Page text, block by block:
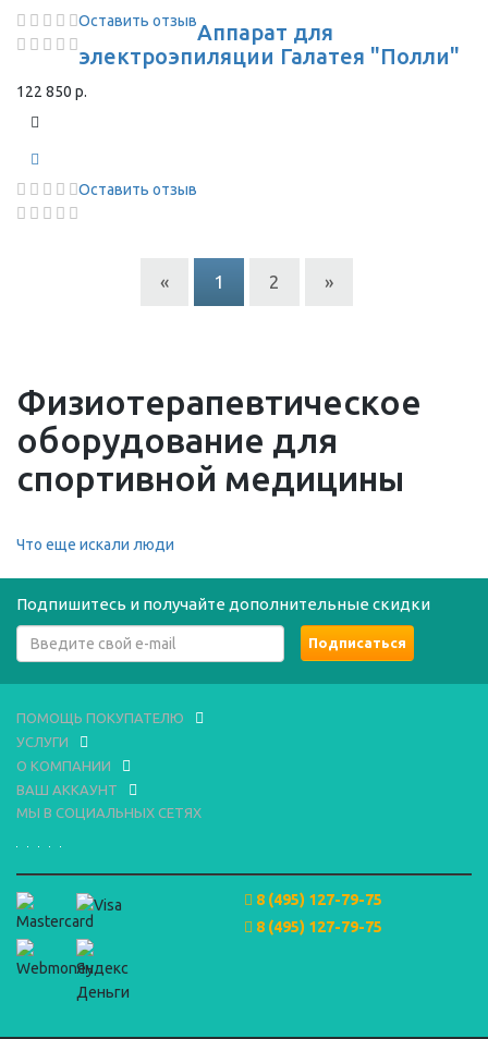
Оставить отзывАппарат для
электроэпиляции Галатея "Полли"
122 850 р.
Оставить отзыв
« 1 2 »
Физиотерапевтическое
оборудование для
спортивной медицины
Что еще искали люди
Подпишитесь и получайте дополнительные скидки
ПОМОЩЬ ПОКУПАТЕЛЮ
УСЛУГИ
О КОМПАНИИ
ВАШ АККАУНТ
МЫ В СОЦИАЛЬНЫХ СЕТЯХ
8 (495) 127-79-75
8 (495) 127-79-75